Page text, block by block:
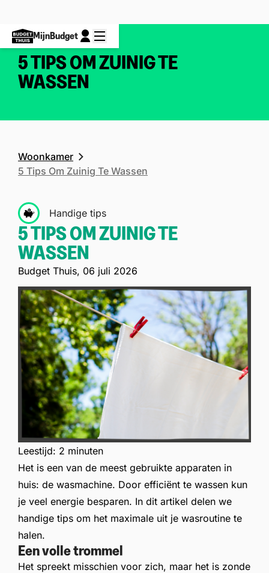
MijnBudget
5 TIPS OM ZUINIG TE
WASSEN
Woonkamer
5 Tips Om Zuinig Te Wassen
Handige tips
5 TIPS OM ZUINIG TE
WASSEN
Budget Thuis, 06 juli 2026
Leestijd: 2 minuten
Het is een van de meest gebruikte apparaten in
huis: de wasmachine. Door efficiënt te wassen kun
je veel energie besparen. In dit artikel delen we
handige tips om het maximale uit je wasroutine te
halen.
Een volle trommel
Het spreekt misschien voor zich, maar het is zonde